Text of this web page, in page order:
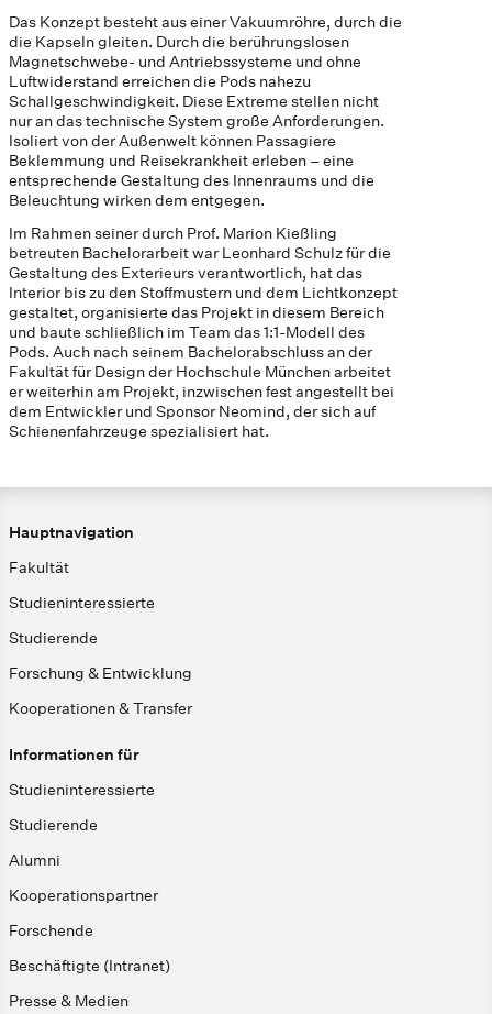
Das Konzept besteht aus einer Vakuumröhre, durch die
die Kapseln gleiten. Durch die berührungslosen
Magnetschwebe- und Antriebssysteme und ohne
Luftwiderstand erreichen die Pods nahezu
Schallgeschwindigkeit. Diese Extreme stellen nicht
nur an das technische System große Anforderungen.
Isoliert von der Außenwelt können Passagiere
Beklemmung und Reisekrankheit erleben – eine
entsprechende Gestaltung des Innenraums und die
Beleuchtung wirken dem entgegen.
Im Rahmen seiner durch Prof. Marion Kießling
betreuten Bachelorarbeit war Leonhard Schulz für die
Gestaltung des Exterieurs verantwortlich, hat das
Interior bis zu den Stoffmustern und dem Lichtkonzept
gestaltet, organisierte das Projekt in diesem Bereich
und baute schließlich im Team das 1:1-Modell des
Pods. Auch nach seinem Bachelorabschluss an der
Fakultät für Design der Hochschule München arbeitet
er weiterhin am Projekt, inzwischen fest angestellt bei
dem Entwickler und Sponsor Neomind, der sich auf
Schienenfahrzeuge spezialisiert hat.
Hauptnavigation
Fakultät
Studieninteressierte
Studierende
Forschung & Entwicklung
Kooperationen & Transfer
Informationen für
Studieninteressierte
Studierende
Alumni
Kooperationspartner
Forschende
Beschäftigte (Intranet)
Presse & Medien